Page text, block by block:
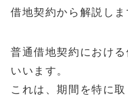
借地契約から解説しま
普通借地契約におけ
いいます。
これは、期間を特に